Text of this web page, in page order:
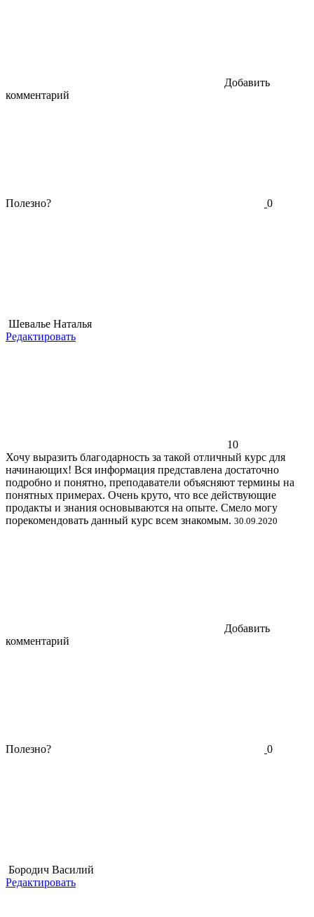
Добавить
комментарий
Полезно? 0
Шевалье Наталья
Редактировать
10
Хочу выразить благодарность за такой отличный курс для
начинающих! Вся информация представлена достаточно
подробно и понятно, преподаватели объясняют термины на
понятных примерах. Очень круто, что все действующие
продакты и знания основываются на опыте. Смело могу
порекомендовать данный курс всем знакомым. 30.09.2020
Добавить
комментарий
Полезно? 0
Бородич Василий
Редактировать